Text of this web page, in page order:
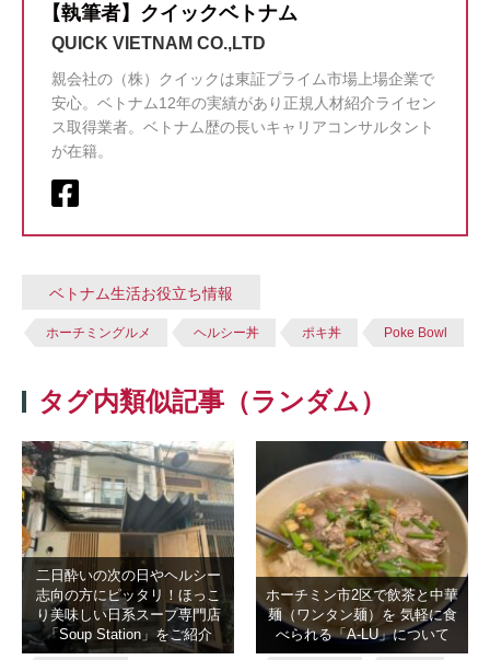
【執筆者】クイックベトナム
QUICK VIETNAM CO.,LTD
親会社の（株）クイックは東証プライム市場上場企業で
安心。ベトナム12年の実績があり正規人材紹介ライセン
ス取得業者。ベトナム歴の長いキャリアコンサルタント
が在籍。
ベトナム生活お役立ち情報
ホーチミングルメ ヘルシー丼 ポキ丼 Poke Bowl
タグ内類似記事（ランダム）
二日酔いの次の日やヘルシー
志向の方にピッタリ！ほっこ
り美味しい日系スープ専門店
「Soup Station」をご紹介
ホーチミン市2区で飲茶と中華
麺（ワンタン麺）を 気軽に食
べられる「A-LU」について